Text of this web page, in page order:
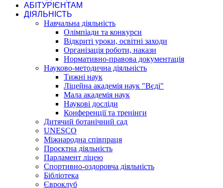
АБІТУРІЄНТАМ
ДІЯЛЬНІСТЬ
Навчальна діяльність
Олімпіади та конкурси
Відкриті уроки, освітні заходи
Організація роботи, накази
Нормативно-правова документація
Науково-методична діяльність
Тижні наук
Ліцейна академія наук "Вєді"
Мала академія наук
Наукові досліди
Конференції та тренінги
Дитячий ботанічний сад
UNESCO
Міжнародна співпраця
Проєктна діяльність
Парламент ліцею
Спортивно-оздоровча діяльність
Бібліотека
Євроклуб